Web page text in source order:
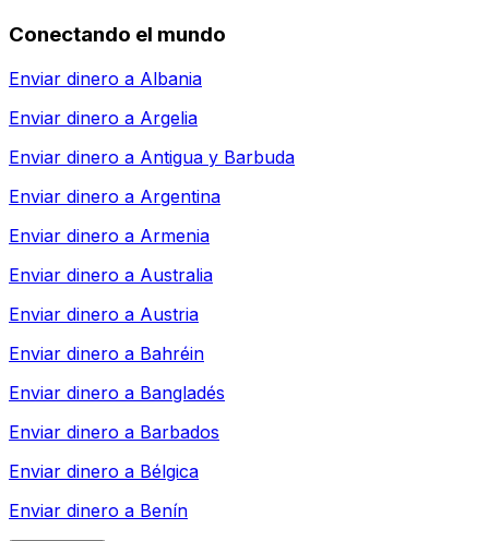
Conectando el mundo
Enviar dinero a Albania
Enviar dinero a Argelia
Enviar dinero a Antigua y Barbuda
Enviar dinero a Argentina
Enviar dinero a Armenia
Enviar dinero a Australia
Enviar dinero a Austria
Enviar dinero a Bahréin
Enviar dinero a Bangladés
Enviar dinero a Barbados
Enviar dinero a Bélgica
Enviar dinero a Benín